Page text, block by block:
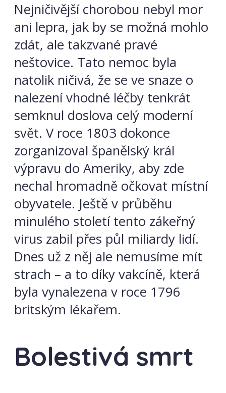
Nejničivější chorobou nebyl mor
ani lepra, jak by se možná mohlo
zdát, ale takzvané pravé
neštovice. Tato nemoc byla
natolik ničivá, že se ve snaze o
nalezení vhodné léčby tenkrát
semknul doslova celý moderní
svět. V roce 1803 dokonce
zorganizoval španělský král
výpravu do Ameriky, aby zde
nechal hromadně očkovat místní
obyvatele. Ještě v průběhu
minulého století tento zákeřný
virus zabil přes půl miliardy lidí.
Dnes už z něj ale nemusíme mít
strach – a to díky vakcíně, která
byla vynalezena v roce 1796
britským lékařem.
Bolestivá smrt